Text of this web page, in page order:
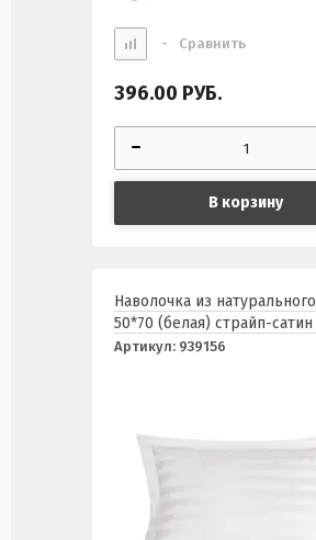
- Сравнить
396.00 РУБ.
В корзину
Наволочка из
50*70 (белая) страйп-сатин
Артикул: 939156